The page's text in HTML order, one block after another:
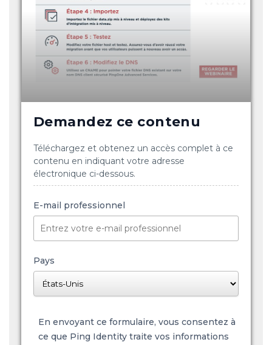
Demandez ce contenu
Téléchargez et obtenez un accès complet à ce
contenu en indiquant votre adresse
électronique ci-dessous.
E-mail professionnel
Pays
En envoyant ce formulaire, vous consentez à
ce que Ping Identity traite vos informations